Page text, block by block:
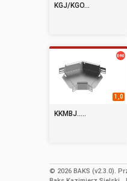
KGJ/KGO...
1,0
KKMBJ.....
© 2026 BAKS (v2.3.0).